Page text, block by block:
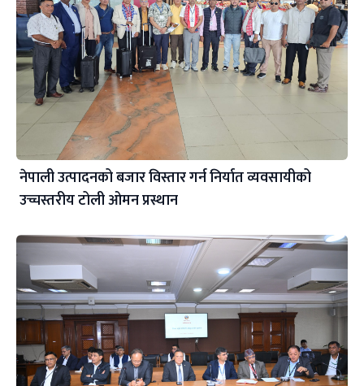
नेपाली उत्पादनको बजार विस्तार गर्न निर्यात व्यवसायीको
उच्चस्तरीय टोली ओमन प्रस्थान